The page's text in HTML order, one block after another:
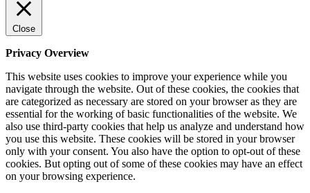
Close
Privacy Overview
This website uses cookies to improve your experience while you
navigate through the website. Out of these cookies, the cookies that
are categorized as necessary are stored on your browser as they are
essential for the working of basic functionalities of the website. We
also use third-party cookies that help us analyze and understand how
you use this website. These cookies will be stored in your browser
only with your consent. You also have the option to opt-out of these
cookies. But opting out of some of these cookies may have an effect
on your browsing experience.